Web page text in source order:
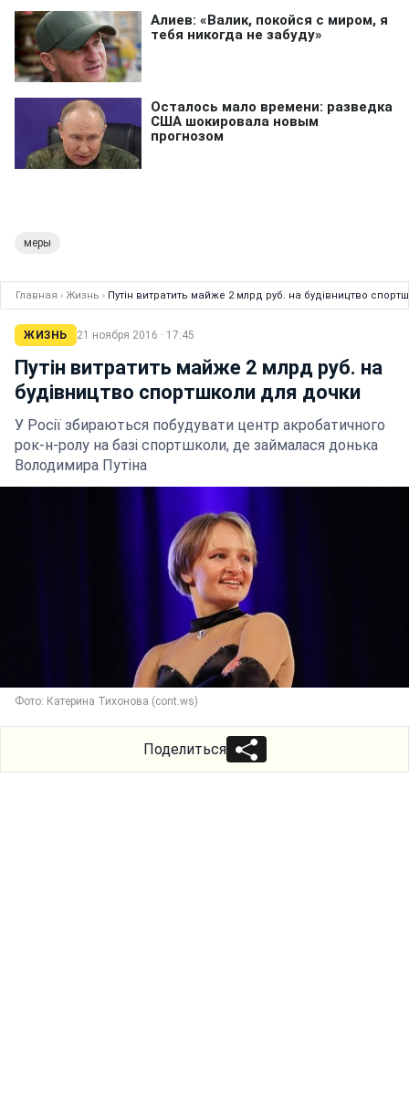
меры
Главная › Жизнь › Путін витратить майже 2 млрд руб. на будівництво
ЖИЗНЬ 21 ноября 2016 · 17:45
Путін витратить майже 2 млрд руб. на
будівництво спортшколи для дочки
У Росії збираються побудувати центр акробатичного
рок-н-ролу на базі спортшколи, де займалася донька
Володимира Путіна
Фото: Катерина Тихонова (cont.ws)
Поделиться